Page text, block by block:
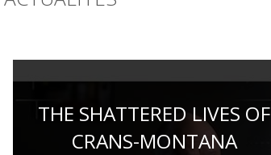
THE SHATTERED LIVES OF
CRANS-MONTANA